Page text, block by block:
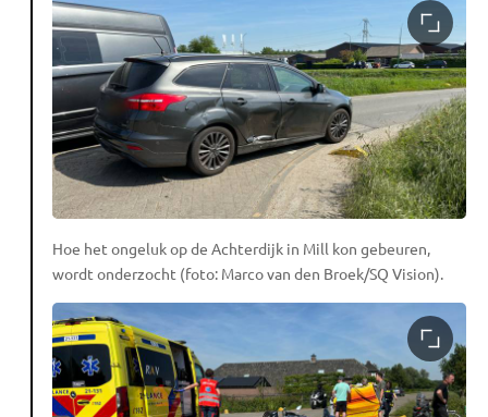
Hoe het ongeluk op de Achterdijk in Mill kon gebeuren,
wordt onderzocht (foto: Marco van den Broek/SQ Vision).